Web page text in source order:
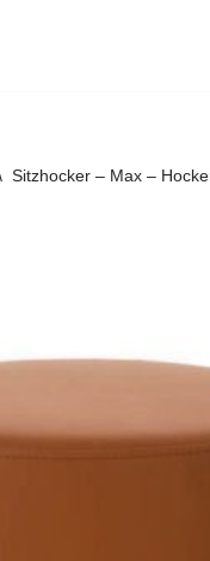
Sitzhocker – Max –